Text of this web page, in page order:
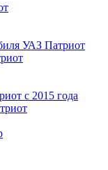
УАЗ Патриот
с 2015 года